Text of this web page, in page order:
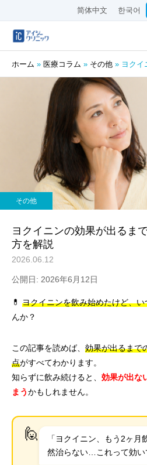
简体中文 한국어
ホーム » 医療コラム » その他 » ヨクイニン
その他
ヨクイニンの効果が出るま
方を解説
2026.06.12
公開日: 2026年6月12日
💊 ヨクイニンを飲み始めたけど、い
んか？
この記事を読めば、 効果が出るまで
点がすべてわかります。
知らずに飲み続けると、 効果が出な
まうかもしれません。
🙋
「ヨクイニン、もう2ヶ月
然治らない…これって効い